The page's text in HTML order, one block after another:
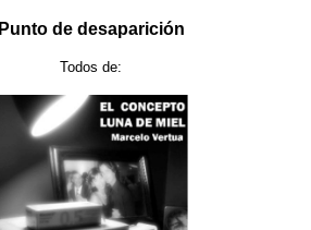
Punto de desaparición
Todos de: